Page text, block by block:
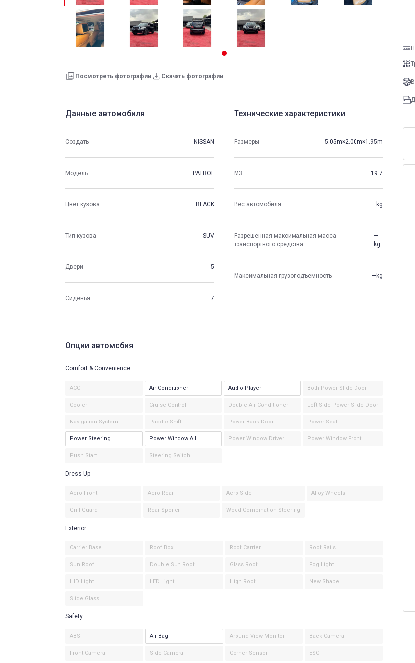
Посмотреть фотографии Скачать фотографии
Данные автомобиля
Создать NISSAN
Модель PATROL
Цвет кузова BLACK
Тип кузова SUV
Двери 5
Сиденья 7
Технические характеристики
Размеры 5.05m×2.00m×1.95m
М3 19.7
Вес автомобиля —kg
Разрешенная максимальная масса
транспортного средства
—
kg
Максимальная грузоподъемность —kg
Опции автомобия
Comfort & Convenience
ACC Air Conditioner Audio Player Both Power Slide Door
Cooler Cruise Control Double Air Conditioner Left Side Power Slide Door
Navigation System Paddle Shift Power Back Door Power Seat
Power Steering Power Window All Power Window Driver Power Window Front
Push Start Steering Switch
Dress Up
Aero Front Aero Rear Aero Side Alloy Wheels
Grill Guard Rear Spoiler Wood Combination Steering
Exterior
Carrier Base Roof Box Roof Carrier Roof Rails
Sun Roof Double Sun Roof Glass Roof Fog Light
HID Light LED Light High Roof New Shape
Slide Glass
Safety
ABS Air Bag Around View Monitor Back Camera
Front Camera Side Camera Corner Sensor ESC